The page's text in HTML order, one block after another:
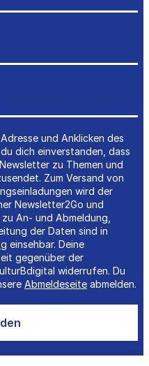
und Anklicken des
dich einverstanden, dass
zu Themen und
Zum Versand von
wird der
Newsletter2Go und
An- und Abmeldung,
der Daten sind in
einsehbar. Deine
gegenüber der
widerrufen. Du
Abmeldeseite abmelden.